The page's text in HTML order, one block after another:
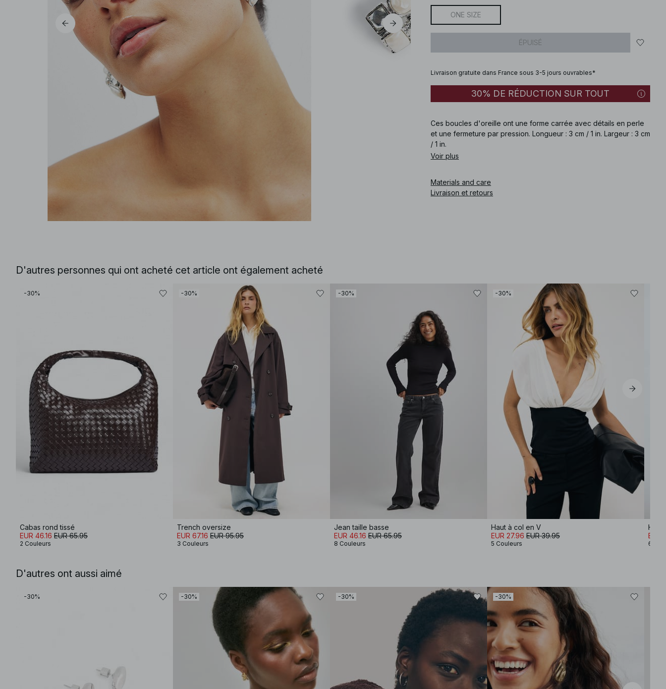
ONE SIZE
ÉPUISÉ
Livraison gratuite dans France sous 3-5 jours ouvrables*
30% DE RÉDUCTION SUR TOUT
Ces boucles d'oreille ont une forme carrée avec détails en perle
et une fermeture par pression. Longueur : 3 cm / 1 in. Largeur : 3 cm
/ 1 in.
Voir plus
Materials and care
Livraison et retours
D'autres personnes qui ont acheté cet article ont également acheté
-30%
Cabas rond tissé
EUR 46.16 EUR 65.95
2 Couleurs
-30%
Trench oversize
EUR 67.16 EUR 95.95
3 Couleurs
-30%
Jean taille basse
EUR 46.16 EUR 65.95
8 Couleurs
-30%
Haut à col en V
EUR 27.96 EUR 39.95
5 Couleurs
Haut
EUR
6
D'autres ont aussi aimé
-30% -30% -30% -30%